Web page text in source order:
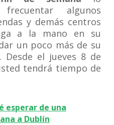
algunos
y demás centros
a la mano en su
un poco más de su
el jueves 8 de
tendrá tiempo de
esperar de una
a Dublín